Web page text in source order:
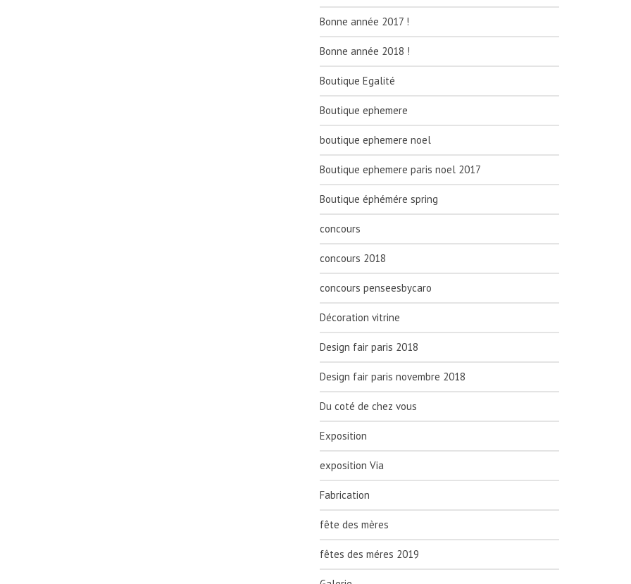
Bonne année 2017 !
Bonne année 2018 !
Boutique Egalité
Boutique ephemere
boutique ephemere noel
Boutique ephemere paris noel 2017
Boutique éphémére spring
concours
concours 2018
concours penseesbycaro
Décoration vitrine
Design fair paris 2018
Design fair paris novembre 2018
Du coté de chez vous
Exposition
exposition Via
Fabrication
fête des mères
fêtes des méres 2019